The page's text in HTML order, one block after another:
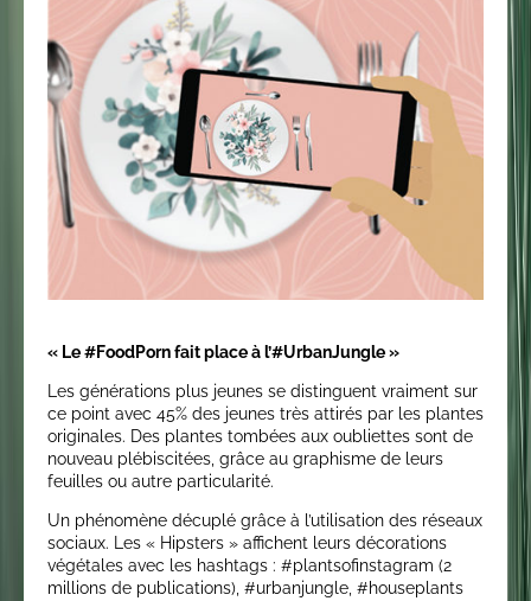
« Le #FoodPorn fait place à l’#UrbanJungle »
Les générations plus jeunes se distinguent vraiment sur
ce point avec 45% des jeunes très attirés par les plantes
originales. Des plantes tombées aux oubliettes sont de
nouveau plébiscitées, grâce au graphisme de leurs
feuilles ou autre particularité.
Un phénomène décuplé grâce à l’utilisation des réseaux
sociaux. Les « Hipsters » affichent leurs décorations
végétales avec les hashtags : #plantsofinstagram (2
millions de publications), #urbanjungle, #houseplants